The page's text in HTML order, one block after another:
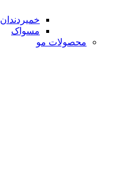
خمیردندان
مسواک
محصولات مو